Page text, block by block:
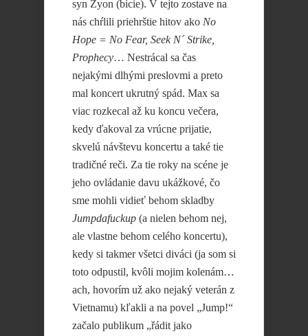
syn Zyon (bicie). V tejto zostave na
nás chŕlili priehrštie hitov ako No
Hope = No Fear, Seek N´ Strike,
Prophecy… Nestrácal sa čas
nejakými dlhými preslovmi a preto
mal koncert ukrutný spád. Max sa
viac rozkecal až ku koncu večera,
kedy ďakoval za vrúcne prijatie,
skvelú návštevu koncertu a také tie
tradičné reči. Za tie roky na scéne je
jeho ovládanie davu ukážkové, čo
sme mohli vidieť behom skladby
Jumpdafuckup (a nielen behom nej,
ale vlastne behom celého koncertu),
kedy si takmer všetci diváci (ja som si
toto odpustil, kvôli mojim kolenám…
ach, hovorím už ako nejaký veterán z
Vietnamu) kľakli a na povel „Jump!“
začalo publikum „řádit jako